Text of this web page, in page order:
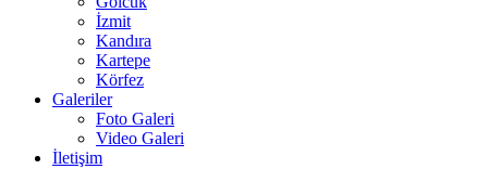
İzmit
Kandıra
Kartepe
Körfez
Galeriler
Foto Galeri
Video Galeri
İletişim